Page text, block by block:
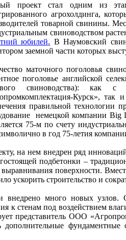
проект стал одним из
агрохолдинга,
товарной свинины.
свиноводством
юбилей. В Наумовский
заемной части которых
маточного поголовья
поголовье английской
cвиноводства): как с
Курск»,
правильной технологии
немецкой компании
75-м по счету
в год 75-летия
на нем внедрен ряд
подбетонки –
поверхности.
строительство и
внедрено много новых
к стенам под воздействием
представитель ООО
дополнительные